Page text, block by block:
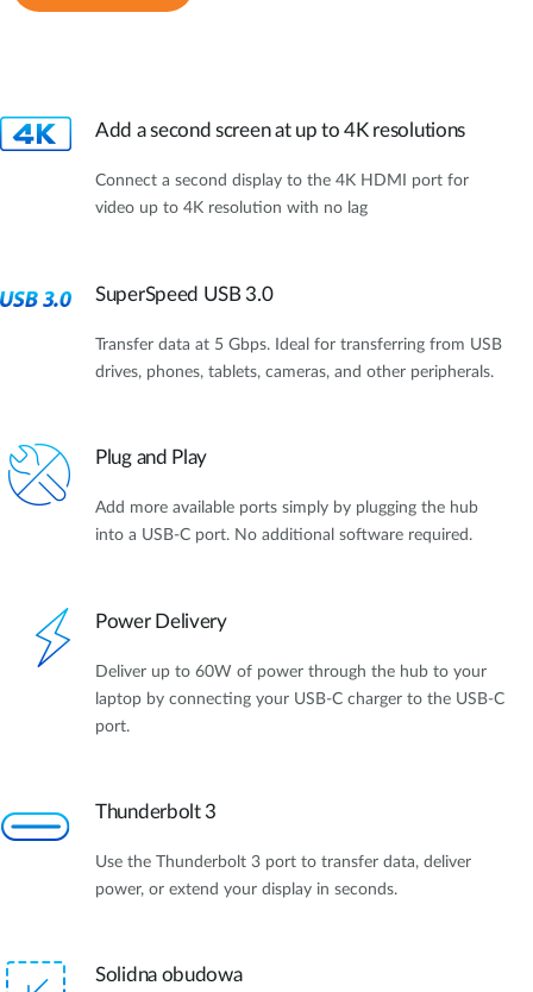
Add a second screen at up to 4K resolutions
Connect a second display to the 4K HDMI port for
video up to 4K resolution with no lag
SuperSpeed USB 3.0
Transfer data at 5 Gbps. Ideal for transferring from USB
drives, phones, tablets, cameras, and other peripherals.
Plug and Play
Add more available ports simply by plugging the hub
into a USB-C port. No additional software required.
Power Delivery
Deliver up to 60W of power through the hub to your
laptop by connecting your USB-C charger to the USB-C
port.
Thunderbolt 3
Use the Thunderbolt 3 port to transfer data, deliver
power, or extend your display in seconds.
Solidna obudowa